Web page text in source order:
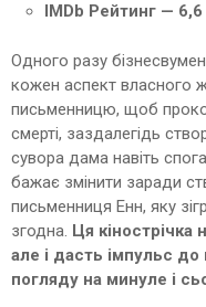
IMDb Рейтинг — 6,6
Одного разу
кожен аспект власного
письменницю, щоб
смерті, заздалегідь
сувора дама навіть
бажає змінити заради
письменниця Енн, яку
згодна. Ця кінострічка
але і дасть імпульс
погляду на минуле і